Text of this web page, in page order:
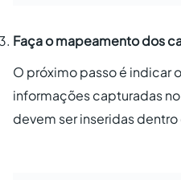
Faça o mapeamento dos
O próximo passo é indicar
informações capturadas
devem ser inseridas